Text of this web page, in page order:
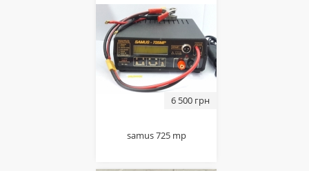
6 500 грн
samus 725 mp